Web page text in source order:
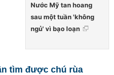
Nước Mỹ tan hoang
sau một tuần 'không
ngủ' vì bạo loạn
tìm được chú rùa